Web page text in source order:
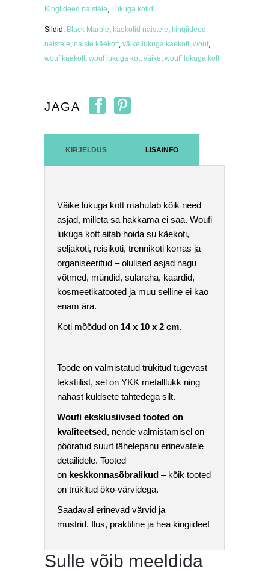
Kingiideed naistele, Lukuga kotid
Sildid: Black Marble, käekotid naistele, kingiideed
naistele, naiste käekott, väike lukuga käekott, wouf,
wouf käekott, wouf lukuga kott väike, wouff lukuga kott
JAGA
KIRJELDUS LISAINFO
Väike lukuga kott mahutab kõik need
asjad, milleta sa hakkama ei saa. Woufi
lukuga kott aitab hoida su käekoti,
seljakoti, reisikoti, trennikoti korras ja
organiseeritud – olulised asjad nagu
võtmed, mündid, sularaha, kaardid,
kosmeetikatooted ja muu selline ei kao
enam ära.
Koti mõõdud on 14 x 10 x 2 cm.
Toode on valmistatud trükitud tugevast
tekstiilist, sel on YKK metalllukk ning
nahast kuldsete tähtedega silt.
Woufi eksklusiivsed tooted on
kvaliteetsed, nende valmistamisel on
pööratud suurt tähelepanu erinevatele
detailidele. Tooted
on keskkonnasõbralikud – kõik tooted
on trükitud öko-värvidega.
Saadaval erinevad värvid ja
mustrid. Ilus, praktiline ja hea kingiidee!
Sulle võib meeldida